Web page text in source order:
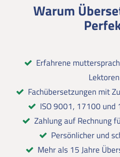
Warum
Erfahrene
Lektoren
Fachübersetzungen mit
ISO 9001, 17100
Zahlung auf Rechnung
Persönlicher und
Mehr als 15 Jahre